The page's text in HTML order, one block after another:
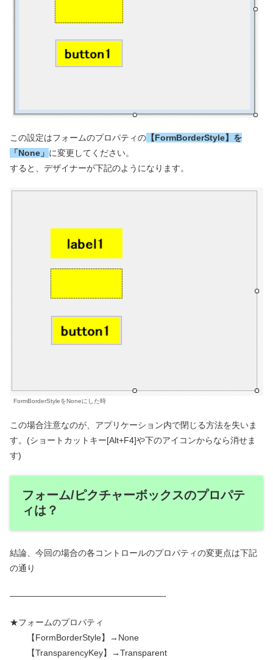
この設定はフォームのプロパティの 【FormBorderStyle】を
「None」 に変更してください。
すると、デザイナーが下記のようになります。
FormBorderStyleをNoneにした時
この場合注意なのが、アプリケーション内で閉じる方法を失いま
す。(ショートカットキー[Alt+F4]や下のアイコンからなら消せま
す)
フォーム/ピクチャーボックスのプロパテ
ィは？
結論、今回の場合の各コントロールのプロパティの変更点は下記
の通り
——————————————————-
★フォームのプロパティ
【FormBorderStyle】→None
【TransparencyKey】→Transparent